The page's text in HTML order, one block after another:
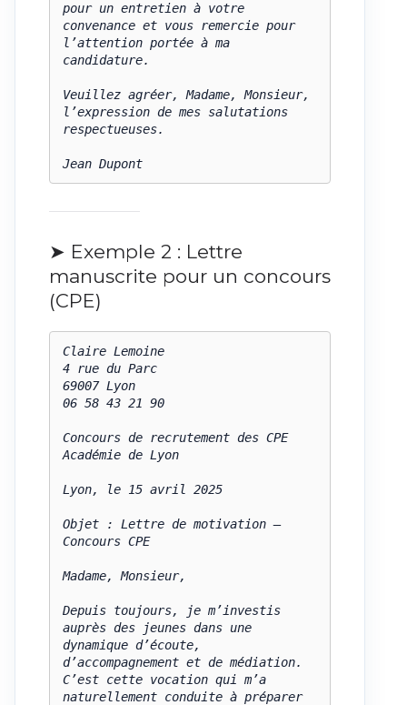
pour un entretien à votre
convenance et vous remercie pour
l’attention portée à ma
candidature.
Veuillez agréer, Madame, Monsieur,
l’expression de mes salutations
respectueuses.
➤ Exemple 2 : Lettre
manuscrite pour un concours
(CPE)
Claire Lemoine
4 rue du Parc
69007 Lyon
06 58 43 21 90
Concours de recrutement des CPE
Académie de Lyon
Lyon, le 15 avril 2025
Objet : Lettre de motivation –
Concours CPE
Madame, Monsieur,
Depuis toujours, je m’investis
auprès des jeunes dans une
dynamique d’écoute,
d’accompagnement et de médiation.
C’est cette vocation qui m’a
naturellement conduite à préparer